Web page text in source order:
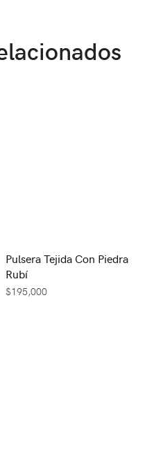
Pulsera Tejida Con Piedra
Rubí
$195,000